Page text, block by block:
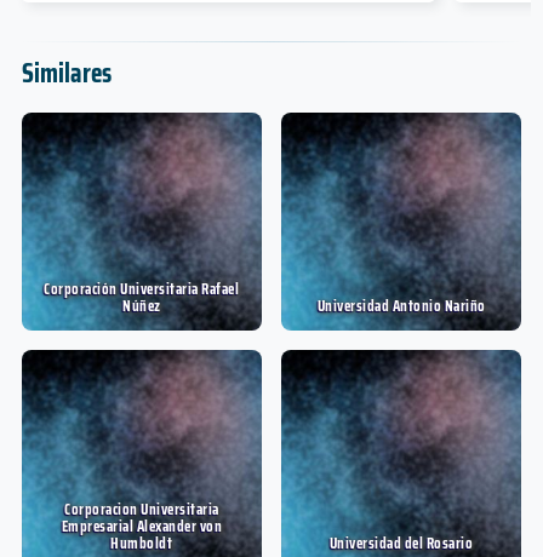
Similares
Corporación Universitaria Rafael
Núñez Universidad Antonio Nariño
Corporacion Universitaria
Empresarial Alexander von
Humboldt Universidad del Rosario